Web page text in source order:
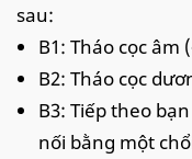
sau:
B1: Tháo cọc âm (
B2: Tháo cọc
B3: Tiếp theo
nối bằng một